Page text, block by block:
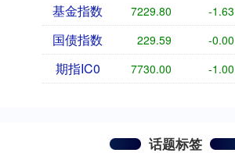
基金指数 7229.80 -1.63
国债指数 229.59 -0.00
期指IC0 7730.00 -1.00
话题标签